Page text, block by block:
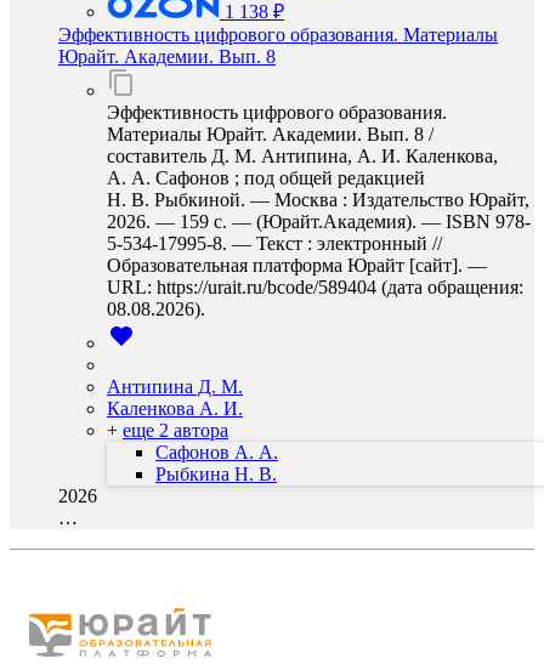
1 138 ₽
Эффективность цифрового образования. Материалы
Юрайт. Академии. Вып. 8
Эффективность цифрового образования.
Материалы Юрайт. Академии. Вып. 8 /
составитель Д. М. Антипина, А. И. Каленкова,
А. А. Сафонов ; под общей редакцией
Н. В. Рыбкиной. — Москва : Издательство Юрайт,
2026. — 159 с. — (Юрайт.Академия). — ISBN 978-
5-534-17995-8. — Текст : электронный //
Образовательная платформа Юрайт [сайт]. —
URL: https://urait.ru/bcode/589404 (дата обращения:
08.08.2026).
Антипина Д. М.
Каленкова А. И.
+ еще 2 автора
Сафонов А. А.
Рыбкина Н. В.
2026
…